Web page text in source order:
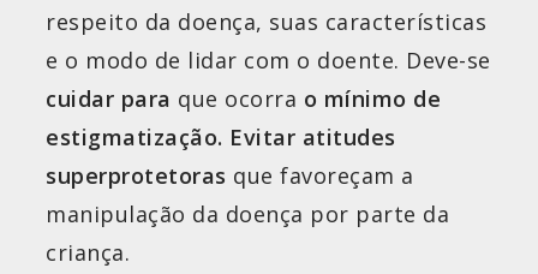
respeito da doença, suas características
e o modo de lidar com o doente. Deve-se
cuidar para que ocorra o mínimo de
estigmatização. Evitar atitudes
superprotetoras que favoreçam a
manipulação da doença por parte da
criança.